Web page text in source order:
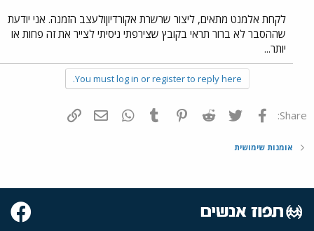
לקחת אלמנט מתאים, ליצור שרשרת אקורדיוןולעצב הזמנה. אני יודעת
שההסבר לא ברור תראי בקובץ שצירפתי ניסיתי לצייר את זה פחות או
יותר...
You must log in or register to reply here.
Share: פייסבוק Twitter
Reddit
Pinterest
Tumblr
WhatsAppדואר אלקטרוני
אומנות שימושית